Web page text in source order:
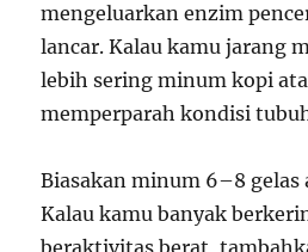
mengeluarkan enzim
lancar. Kalau kamu jarang
lebih sering minum kopi
memperparah kondisi
Biasakan minum 6–8
Kalau kamu banyak